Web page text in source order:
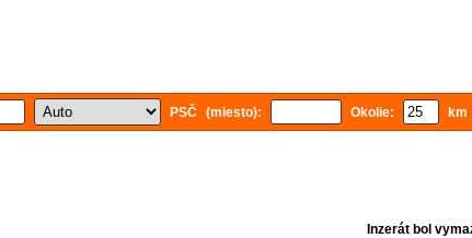
PSČ (miesto): Okolie: km
Inzerát bol